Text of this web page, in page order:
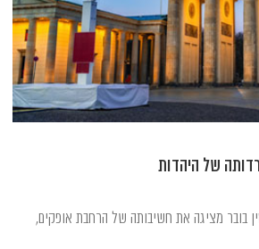
של היהדות
בובר מציגה את חשיבותה של הרחבת אופקים,